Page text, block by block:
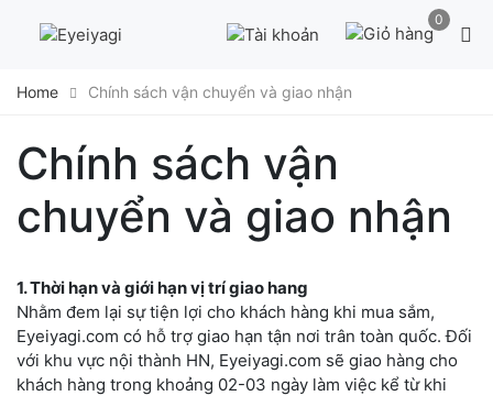
0
Home Chính sách vận chuyển và giao nhận
Chính sách vận
chuyển và giao nhận
1. Thời hạn và giới hạn vị trí giao hang
Nhằm đem lại sự tiện lợi cho khách hàng khi mua sắm,
Eyeiyagi.com có hỗ trợ giao hạn tận nơi trân toàn quốc. Đối
với khu vực nội thành HN, Eyeiyagi.com sẽ giao hàng cho
khách hàng trong khoảng 02-03 ngày làm việc kể từ khi